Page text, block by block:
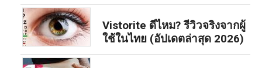
Vistorite ดีไหม? รีวิวจริงจากผู้
ใช้ในไทย (อัปเดตล่าสุด 2026)